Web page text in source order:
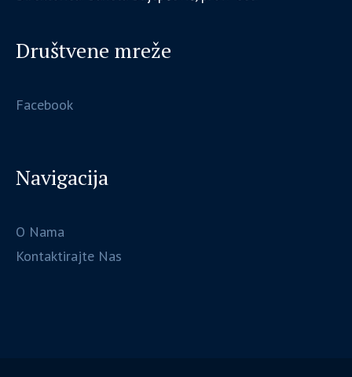
Društvene mreže
Facebook
Navigacija
O Nama
Kontaktirajte Nas